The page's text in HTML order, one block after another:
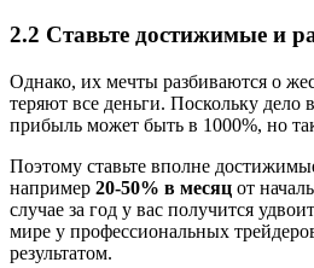
2.2 Ставьте достижимые и
Однако, их мечты разбиваются о
теряют все деньги. Поскольку дело
прибыль может быть в 1000%, но
Поэтому ставьте вполне
например 20-50% в месяц от
случае за год у вас получится
мире у профессиональных
результатом.